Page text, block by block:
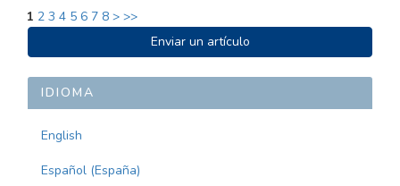
1 2 3 4 5 6 7 8 > >>
ENVIAR
UN
ARTÍCULO
Enviar un artículo
IDIOMA
English
Español (España)